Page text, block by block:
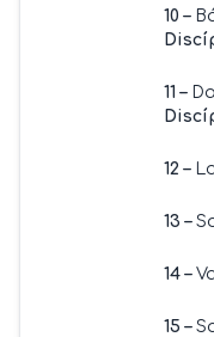
10 –
11 –
12 –
13 –
14 –
15 –